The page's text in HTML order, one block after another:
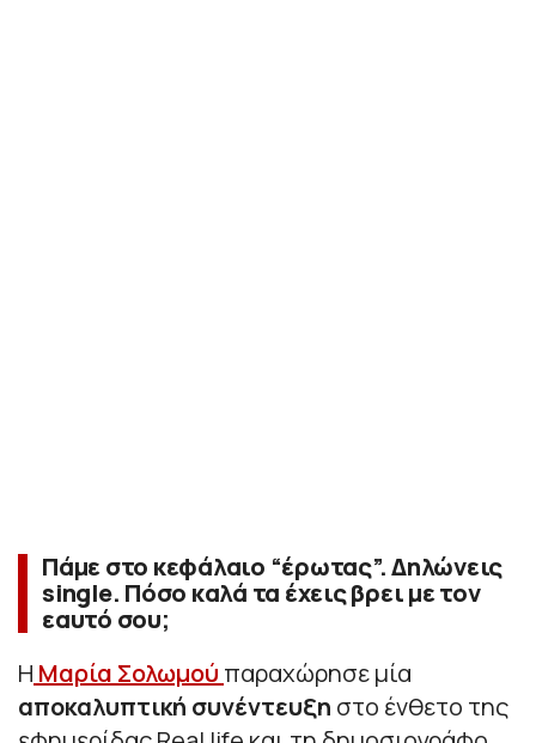
Πάμε στο κεφάλαιο “έρωτας”. Δηλώνεις
single. Πόσο καλά τα έχεις βρει με τον
εαυτό σου;
Η Μαρία Σολωμού παραχώρησε μία
αποκαλυπτική συνέντευξη στο ένθετο της